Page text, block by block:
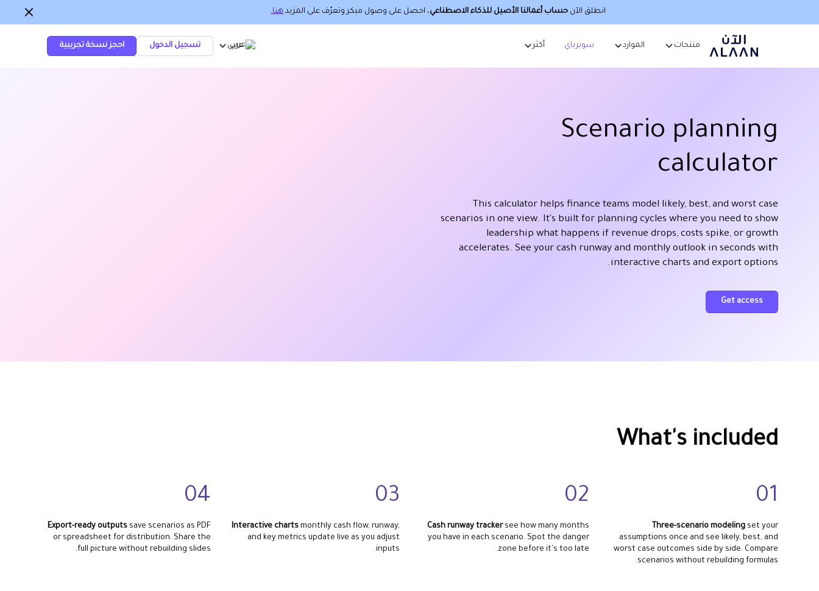
انطلق الآن حساب أعمالنا الأصيل للذكاء الاصطناعي، احصل على وصول مبكر وتعرّف على المزيدهنا.
عربي تسجيل الدخول احجز نسخة تجريبية منتجات الموارد سوبرباي أكثر
Scenario planning
calculator
This calculator helps finance teams model likely, best, and worst case
scenarios in one view. It's built for planning cycles where you need to show
leadership what happens if revenue drops, costs spike, or growth
accelerates. See your cash runway and monthly outlook in seconds with
interactive charts and export options.
Get access
What's included
01
Three-scenario modelingset your
assumptions once and see likely, best, and
worst case outcomes side by side. Compare
scenarios without rebuilding formulas.
02
Cash runway trackersee how many months
you have in each scenario. Spot the danger
zone before it's too late.
03
Interactive charts monthly cash flow, runway,
and key metrics update live as you adjust
inputs.
04
Export-ready outputssave scenarios as PDF
or spreadsheet for distribution. Share the
full picture without rebuilding slides.